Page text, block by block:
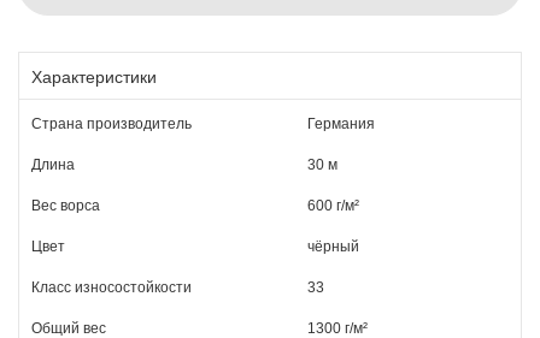
Характеристики
Страна производитель Германия
Длина 30 м
Вес ворса 600 г/м²
Цвет чёрный
Класс износостойкости 33
Общий вес 1300 г/м²